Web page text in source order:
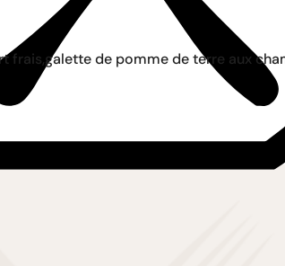
de pomme de terre aux